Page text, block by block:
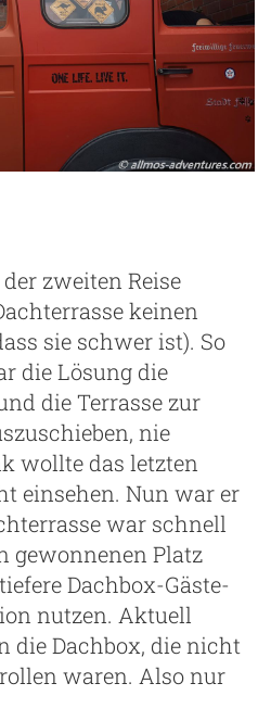
zweiten Reise
keinen
sie schwer ist). So
die Lösung die
die Terrasse zur
nie
wollte das letzten
einsehen. Nun war er
war schnell
gewonnenen Platz
Dachbox-Gäste-
nutzen. Aktuell
die Dachbox, die nicht
waren. Also nur